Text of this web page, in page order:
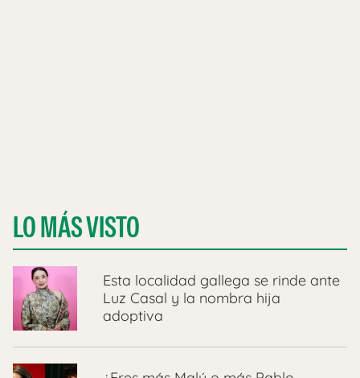
LO MÁS VISTO
Esta localidad gallega se rinde ante
Luz Casal y la nombra hija
adoptiva